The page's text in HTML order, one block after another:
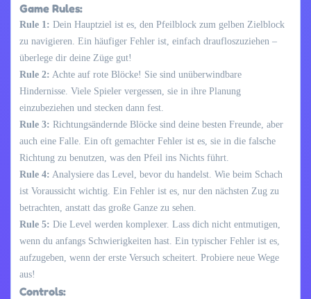
Game Rules:
Rule 1: Dein Hauptziel ist es, den Pfeilblock zum gelben Zielblock
zu navigieren. Ein häufiger Fehler ist, einfach draufloszuziehen –
überlege dir deine Züge gut!
Rule 2: Achte auf rote Blöcke! Sie sind unüberwindbare
Hindernisse. Viele Spieler vergessen, sie in ihre Planung
einzubeziehen und stecken dann fest.
Rule 3: Richtungsändernde Blöcke sind deine besten Freunde, aber
auch eine Falle. Ein oft gemachter Fehler ist es, sie in die falsche
Richtung zu benutzen, was den Pfeil ins Nichts führt.
Rule 4: Analysiere das Level, bevor du handelst. Wie beim Schach
ist Voraussicht wichtig. Ein Fehler ist es, nur den nächsten Zug zu
betrachten, anstatt das große Ganze zu sehen.
Rule 5: Die Level werden komplexer. Lass dich nicht entmutigen,
wenn du anfangs Schwierigkeiten hast. Ein typischer Fehler ist es,
aufzugeben, wenn der erste Versuch scheitert. Probiere neue Wege
aus!
Controls: